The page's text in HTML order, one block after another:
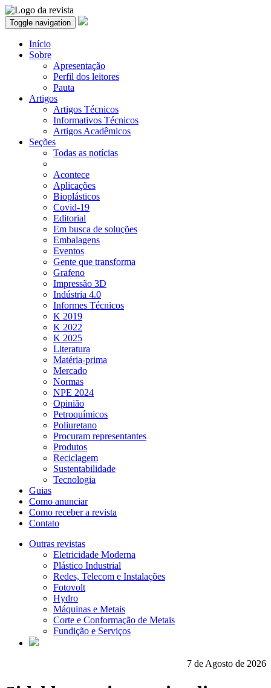
Toggle navigation
Início
Sobre
Apresentação
Perfil dos leitores
Pauta
Artigos
Artigos Técnicos
Informativos Técnicos
Artigos Acadêmicos
Seções
Todas as notícias
Acontece
Aplicações
Bioplásticos
Covid-19
Editorial
Em busca de soluções
Embalagens
Eventos
Gente que transforma
Grafeno
Impressão 3D
Indústria 4.0
Informes Técnicos
K 2019
K 2022
K 2025
Literatura
Matéria-prima
Mercado
Normas
NPE 2024
Opinião
Petroquímicos
Poliuretano
Procuram representantes
Produtos
Reciclagem
Sustentabilidade
Tecnologia
Guias
Como anunciar
Como receber a revista
Contato
Outras revistas
Eletricidade Moderna
Plástico Industrial
Redes, Telecom e Instalações
Fotovolt
Hydro
Máquinas e Metais
Corte e Conformação de Metais
Fundição e Serviços
7 de Agosto de 2026